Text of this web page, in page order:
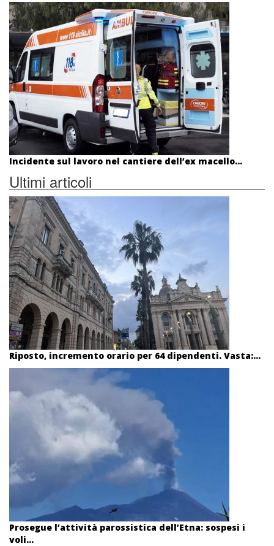
Incidente sul lavoro nel cantiere dell’ex macello...
Ultimi articoli
Riposto, incremento orario per 64 dipendenti. Vasta:...
Prosegue l’attività parossistica dell’Etna: sospesi i
voli...